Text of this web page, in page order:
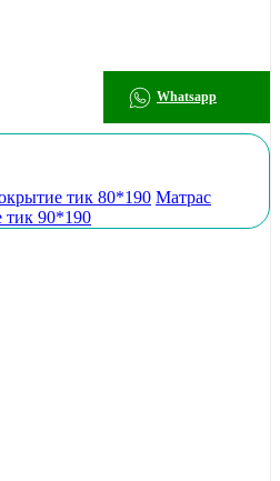
Whatsapp
тик 80*190 Матрас
тик 90*190